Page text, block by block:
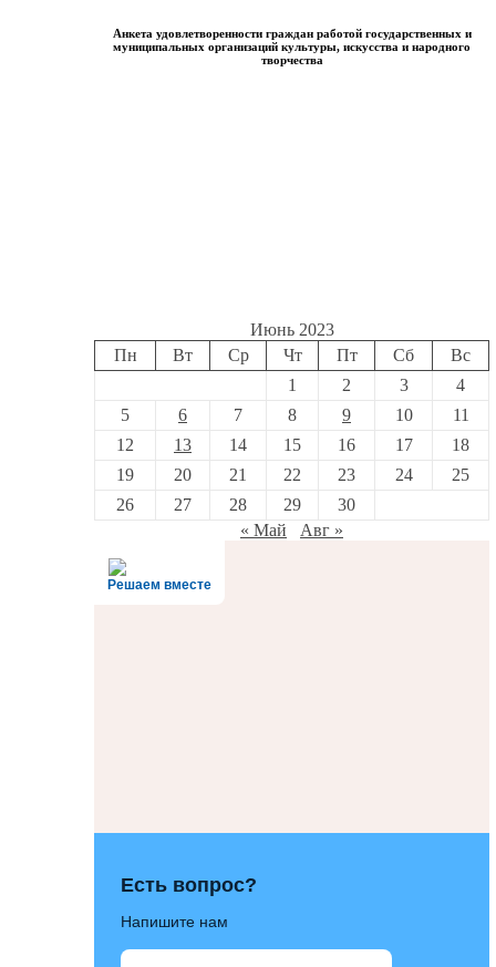
Анкета удовлетворенности граждан работой государственных и
муниципальных организаций культуры, искусства и народного
творчества
Июнь 2023
Пн
Вт Ср Чт Пт Сб
Вс
1
2 3
4
5
6 7 8 9 10
11
12
13 14 15 16 17
18
19
20 21 22 23 24
25
26
27 28 29
30
« Май
Авг »
Решаем вместе
Есть вопрос?
Напишите нам